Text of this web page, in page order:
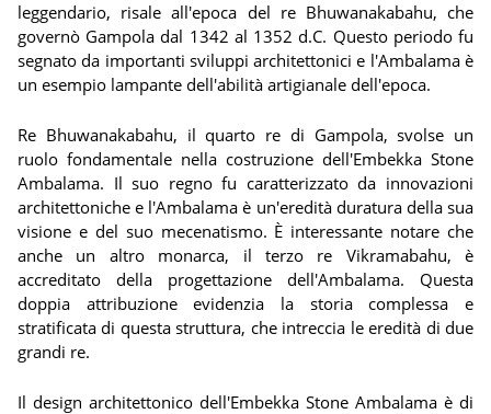
leggendario, risale all'epoca del re Bhuwanakabahu, che
governò Gampola dal 1342 al 1352 d.C. Questo periodo fu
segnato da importanti sviluppi architettonici e l'Ambalama è
un esempio lampante dell'abilità artigianale dell'epoca.
Re Bhuwanakabahu, il quarto re di Gampola, svolse un
ruolo fondamentale nella costruzione dell'Embekka Stone
Ambalama. Il suo regno fu caratterizzato da innovazioni
architettoniche e l'Ambalama è un'eredità duratura della sua
visione e del suo mecenatismo. È interessante notare che
anche un altro monarca, il terzo re Vikramabahu, è
accreditato della progettazione dell'Ambalama. Questa
doppia attribuzione evidenzia la storia complessa e
stratificata di questa struttura, che intreccia le eredità di due
grandi re.
Il design architettonico dell'Embekka Stone Ambalama è di